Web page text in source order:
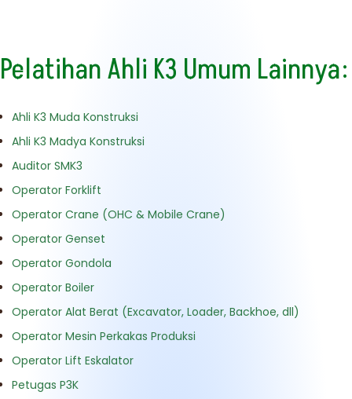
Pelatihan Ahli K3 Umum Lainnya:
Ahli K3 Muda Konstruksi
Ahli K3 Madya Konstruksi
Auditor SMK3
Operator Forklift
Operator Crane (OHC & Mobile Crane)
Operator Genset
Operator Gondola
Operator Boiler
Operator Alat Berat (Excavator, Loader, Backhoe, dll)
Operator Mesin Perkakas Produksi
Operator Lift Eskalator
Petugas P3K